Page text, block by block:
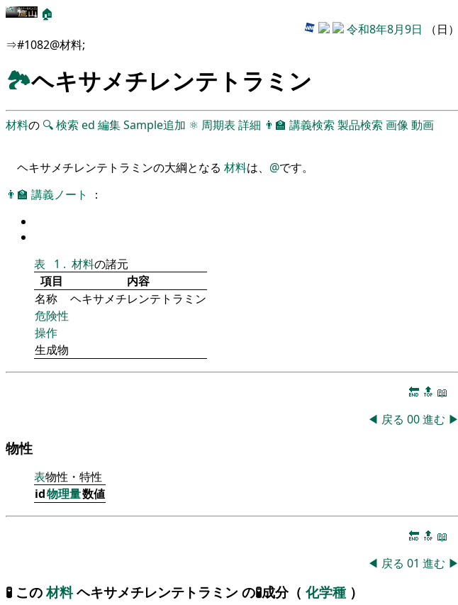
🏠
令和8年8月9日 （日）
⇒#1082@材料;
🏞ヘキサメチレンテトラミン
材料の 🔍検索 ed 編集Sample追加 ⚛ 周期表 詳細 👨‍🏫 講義検索 製品検索 画像動画
ヘキサメチレンテトラミンの大綱となる 材料は、 @です。
👨‍🏫 講義ノート ：
表 1 . 材料の諸元
項目
内容
名称
ヘキサメチレンテトラミン
危険性
操作
生成物
🔚 🔝 📖
◀ 戻る 00進む ▶
物性
表物性・特性
id物理量数値
🔚 🔝 📖
◀ 戻る 01 進む ▶
🧪 この材料ヘキサメチレンテトラミン の🧪成分（ 化学種 ）